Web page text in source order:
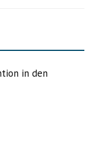
in den